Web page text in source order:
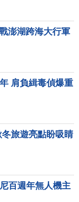
澎湖跨海大行軍
肩負緝毒偵爆重
旅遊亮點盼吸睛
百週年無人機主